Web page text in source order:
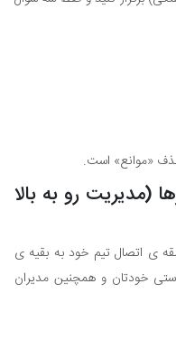
«موانع» است.
(مدیریت رو به بالا
ی اتصال تیم خود به بقیه ی
خودتان و همچنین مدیران